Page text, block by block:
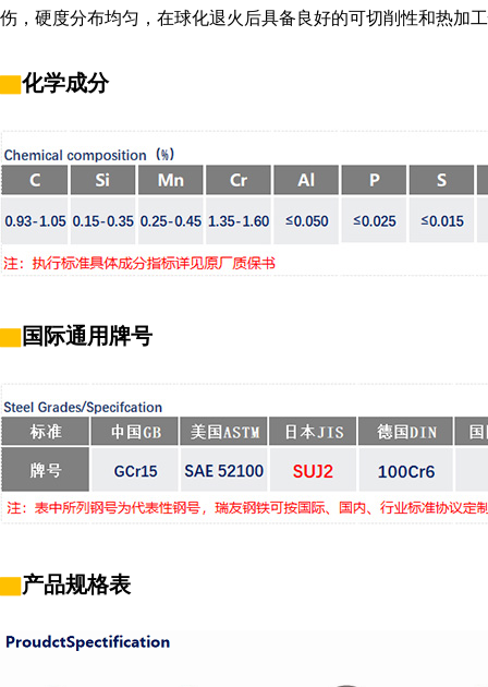
伤，硬度分布均匀，在球化退火后具备良好的可切削性和热加
▇化学成分
▇国际通用牌号
▇产品规格表